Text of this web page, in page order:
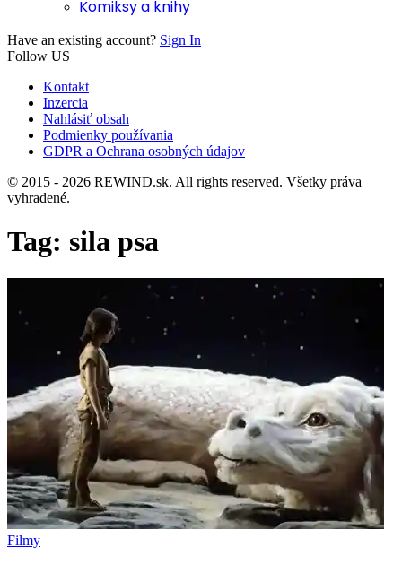
Komiksy a knihy
Have an existing account? Sign In
Follow US
Kontakt
Inzercia
Nahlásiť obsah
Podmienky používania
GDPR a Ochrana osobných údajov
© 2015 - 2026 REWIND.sk. All rights reserved. Všetky práva
vyhradené.
Tag: sila psa
Filmy